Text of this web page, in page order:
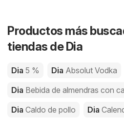
Productos más
tiendas de Dia
Dia 5 % Dia Absolut Vodka
Dia Bebida de almendras con
Dia Caldo de pollo Dia